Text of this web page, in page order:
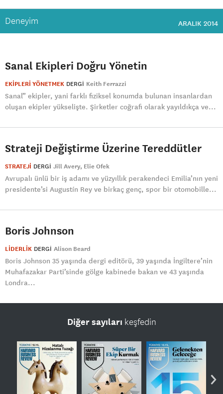
Deneyim ARALIK 2014
Sanal Ekipleri Doğru Yönetin
EKİPLERİ YÖNETMEK DERGI Keith Ferrazzi
Sanal” ekipler, yani farklı fiziksel konumda bulunan insanlardan
oluşan ekipler yükselişte. Şirketler coğrafi olarak yayıldıkça ve...
Strateji Değiştirme Üzerine Tereddütler
STRATEJİ DERGI Jill Avery Elie Ofek
Avrupalı ünlü bir iş adamı ve yüzyıllık perakendeci Emilia’nın yeni
presidente’si Augustín Rey ve birkaç genç, spor bir otomobille...
Boris Johnson
LİDERLİK DERGI Alison Beard
Boris Johnson 35 yaşında dergi editörü, 39 yaşında İngiltere’nin
Muhafazakar Parti’sinde gölge kabinede bakan ve 43 yaşında
Londra...
Diğer sayıları keşfedin
›